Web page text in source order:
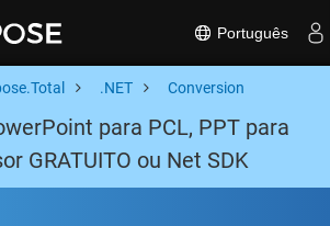
Português
.NET Conversion
para PCL, PPT para
GRATUITO ou Net SDK